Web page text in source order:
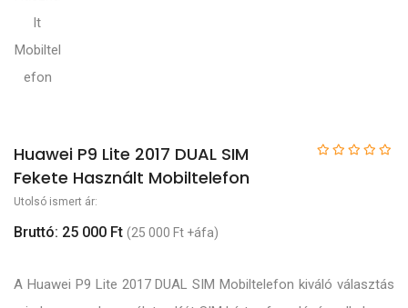
Huawei P9 Lite 2017 DUAL SIM
Fekete Használt Mobiltelefon
Utolsó ismert ár:
Bruttó: 25 000 Ft (25 000 Ft +áfa)
A Huawei P9 Lite 2017 DUAL SIM Mobiltelefon kiváló választás